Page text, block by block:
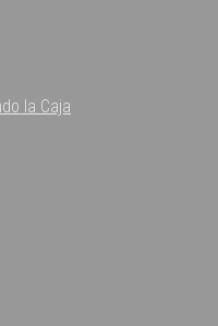
la Caja